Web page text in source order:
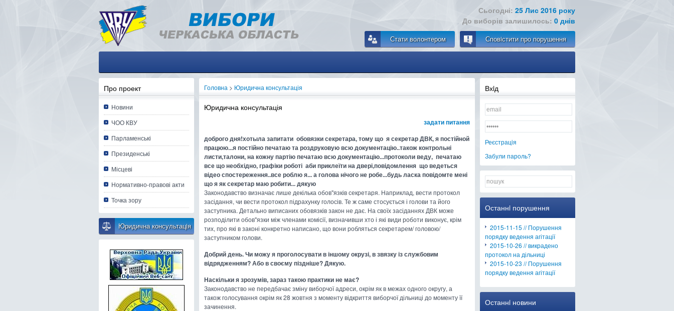
Сьогодні: 25 Лис 2016 року
До виборів залишилось: 0 днів
Сповiстити про порушення
Стати волонтером
Про проект
Новини
ЧОО КВУ
Парламенські
Президенські
Місцеві
Нормативно-правові акти
Точка зору
Юридична консультацiя
Головна > Юридична консультація
Юридична консультація
задати питання
доброго дня!хотыла запитати обовязки секретара, тому що я секретар ДВК, я постійной
працюю...я постійно печатаю та роздруковую всю документацію..також контрольні
листи,талони, на кожну партію печатаю всю документацію...протоколи веду, печатаю
все що необхідно, графіки роботі аби приклеїти на двері,повідомлення що ведеться
відео спостереження..все роблю я... а голова нічого не робе...будь ласка повідомте мені
що я як секретар маю робити... дякую
Законодавство визначає лише декілька обов"язків секретаря. Наприклад, вести протокол
засідання, чи вести протокол підрахунку голосів. Те ж саме стосується і голови та його
заступника. Детально виписаних обовязків закон не дає. На своїх засіданнях ДВК може
розподілити обов"язки між членами комісії, визначивши хто і які види роботи виконує, крім
тих, про які в законі конкретно написано, що вони робляться секретарем/ головою/
заступником голови.
Добрий день. Чи можу я проголосувати в іншому окрузі, в звязку із службовим
відрядженням? Або в своєму піздніше? Дякую.
Наскільки я зрозумів, зараз такою практики не має?
Законодавство не передбачає зміну виборчої адреси, окрім як в межах одного округу, а
також голосування окрім як 28 жовтня з моменту відкриття виборчої дільниці до моменту її
зачинення.
Вхiд
Реєстрацiя
Забули пароль?
Останнi порушення
2015-11-15 // Порушення
порядку ведення агітації
2015-10-26 // викрадено
протокол на дільниці
2015-10-23 // Порушення
порядку ведення агітації
Останнi новини